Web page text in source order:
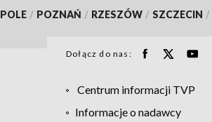
/ POZNAŃ / RZESZÓW / SZCZECIN /
Dołącz do nas:
Centrum informacji TVP
Informacje o nadawcy